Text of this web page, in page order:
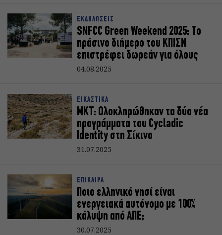
ΕΚΔΗΛΩΣΕΙΣ
SNFCC Green Weekend 2025: Το
πράσινο διήμερο του ΚΠΙΣΝ
επιστρέφει δωρεάν για όλους
04.08.2025
ΕΙΚΑΣΤΙΚΑ
ΜΚΤ: Ολοκληρώθηκαν τα δύο νέα
προγράμματα του Cycladic
Identity στη Σίκινο
31.07.2025
ΕΠΙΚΑΙΡΑ
Ποιο ελληνικό νησί είναι
ενεργειακά αυτόνομο με 100%
κάλυψη από ΑΠΕ;
30.07.2025